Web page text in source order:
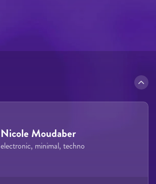
Nicole Moudaber
electronic, minimal, techno